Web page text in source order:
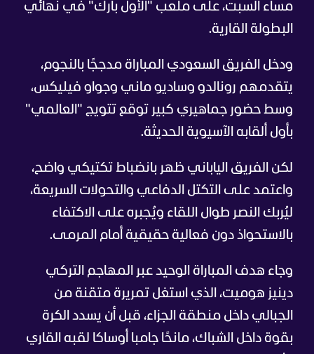
مساء السبت، على ملعب "الأول بارك" في نهائي
البطولة القارية.
ودخل الفريق السعودي المباراة مدججًا بالنجوم،
يتقدمهم رونالدو وساديو ماني وجواو فيليكس،
وسط حضور جماهيري كبير توقع تتويج "العالمي"
بأول ألقابه الآسيوية الحديثة.
لكن الفريق الياباني ظهر بانضباط تكتيكي واضح،
واعتمد على التكتل الدفاعي والتحولات السريعة،
ليُربك النصر طوال اللقاء ويُجبره على الاكتفاء
بالاستحواذ دون فعالية حقيقية أمام المرمى.
وجاء هدف المباراة الوحيد عبر المهاجم التركي
دينيز هوميت، الذي استغل تمريرة متقنة من
الجبالي داخل منطقة الجزاء، قبل أن يسدد الكرة
بقوة داخل الشباك، مانحًا جامبا أوساكا لقبه القاري